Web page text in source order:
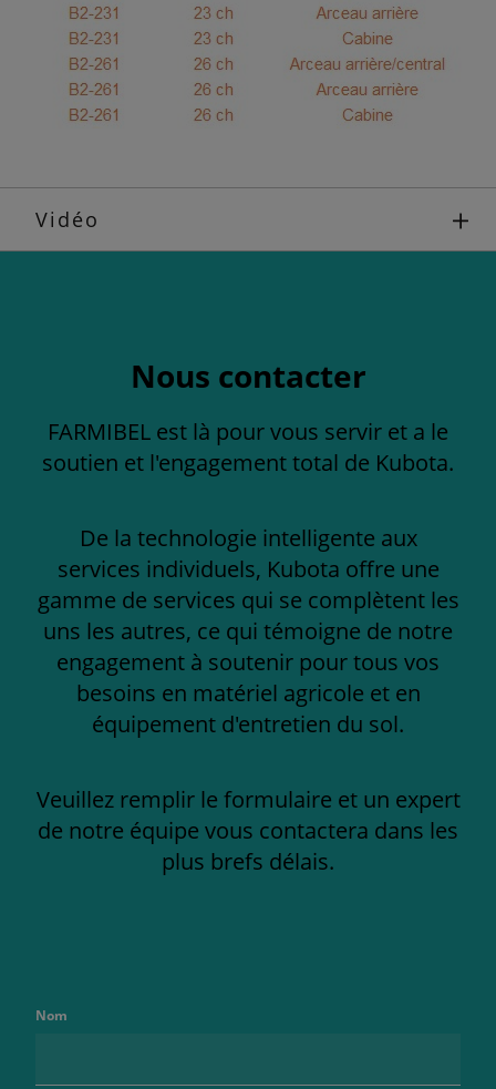
Vidéo
Nous contacter
FARMIBEL est là pour vous servir et a le
soutien et l'engagement total de Kubota.
De la technologie intelligente aux
services individuels, Kubota offre une
gamme de services qui se complètent les
uns les autres, ce qui témoigne de notre
engagement à soutenir pour tous vos
besoins en matériel agricole et en
équipement d'entretien du sol.
Veuillez remplir le formulaire et un expert
de notre équipe vous contactera dans les
plus brefs délais.
Nom